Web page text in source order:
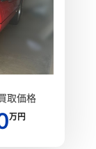
取価格
万円